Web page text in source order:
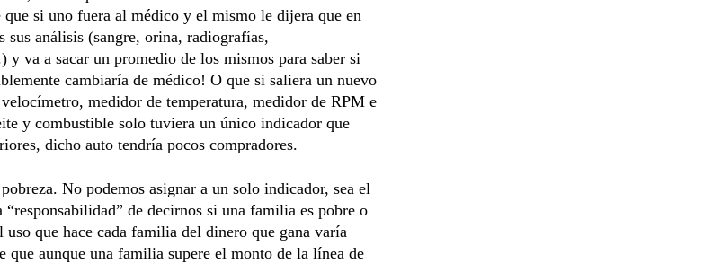
si uno fuera al médico y el mismo le dijera que en
sus análisis (sangre, orina, radiografías,
y va a sacar un promedio de los mismos para saber si
cambiaría de médico! O que si saliera un nuevo
medidor de temperatura, medidor de RPM e
y combustible solo tuviera un único indicador que
dicho auto tendría pocos compradores.
No podemos asignar a un solo indicador, sea el
de decirnos si una familia es pobre o
que hace cada familia del dinero que gana varía
que aunque una familia supere el monto de la línea de